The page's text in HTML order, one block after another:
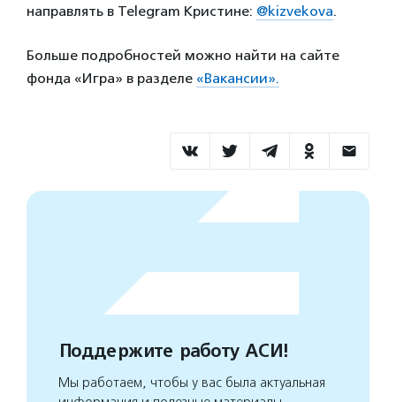
направлять в Telegram Кристине: @kizvekova.
Больше подробностей можно найти на сайте
фонда «Игра» в разделе «Вакансии».
Поддержите работу АСИ!
Мы работаем, чтобы у вас была актуальная